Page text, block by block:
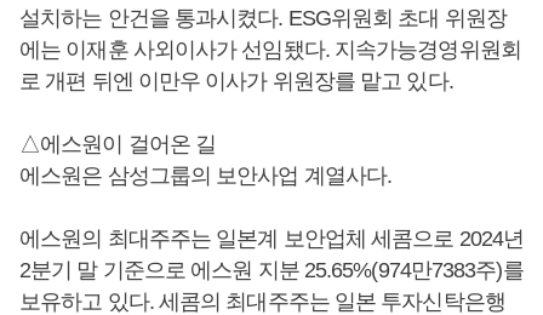
설치하는 안건을 통과시켰다. ESG위원회 초대 위원장
에는 이재훈 사외이사가 선임됐다. 지속가능경영위원회
로 개편 뒤엔 이만우 이사가 위원장를 맡고 있다.
△에스원이 걸어온 길
에스원은 삼성그룹의 보안사업 계열사다.
에스원의 최대주주는 일본계 보안업체 세콤으로 2024년
2분기 말 기준으로 에스원 지분 25.65%(974만7383주)를
보유하고 있다. 세콤의 최대주주는 일본 투자신탁은행